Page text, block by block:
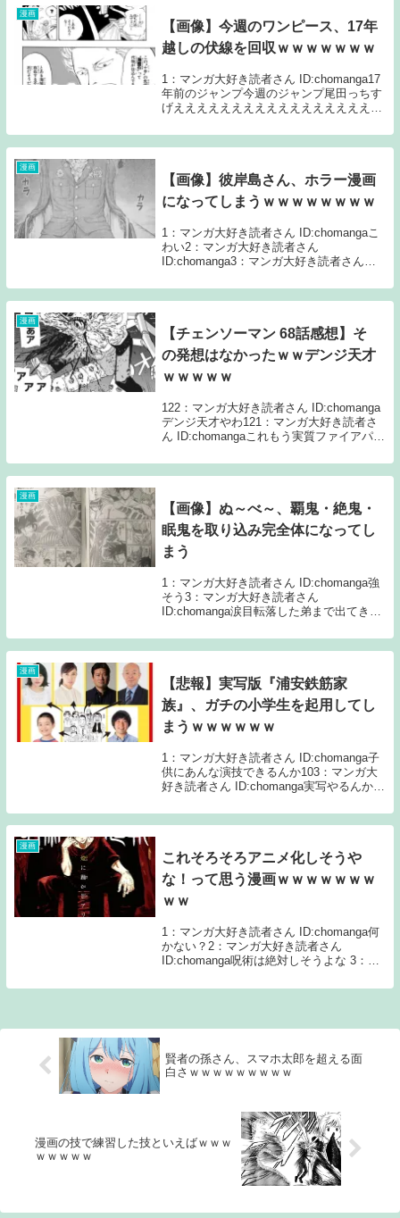
漫画
【画像】今週のワンピース、17年
越しの伏線を回収ｗｗｗｗｗｗｗ
1：マンガ大好き読者さん ID:chomanga17
年前のジャンプ今週のジャンプ尾田っちす
げええええええええええええええええええ
5：マンガ大好き読者さん ID:chomangaう
おおおおおおおおおおおｗｗ...
漫画
【画像】彼岸島さん、ホラー漫画
になってしまうｗｗｗｗｗｗｗｗ
1：マンガ大好き読者さん ID:chomangaこ
わい2：マンガ大好き読者さん
ID:chomanga3：マンガ大好き読者さん
者さん ID:chomangaコメディ要素が見え隠
れしとらんか？...
漫画
【チェンソーマン 68話感想】そ
の発想はなかったｗｗデンジ天才
ｗｗｗｗｗ
122：マンガ大好き読者さん ID:chomanga
デンジ天才やわ121：マンガ大好き読者さ
ん ID:chomangaこれもう実質ファイアパン
ん ID:chomangaガソリン被るぜ←ふむ火起
こすぜ←...
漫画
【画像】ぬ～べ～、覇鬼・絶鬼・
眠鬼を取り込み完全体になってし
まう
1：マンガ大好き読者さん ID:chomanga強
そう3：マンガ大好き読者さん
ID:chomanga涙目転落した弟まで出てきて
ID:chomanga絶鬼は仲間にしたらあかんや
つや69：マンガ大好き読者さん...
漫画
【悲報】実写版『浦安鉄筋家
族』、ガチの小学生を起用してし
まうｗｗｗｗｗｗ
1：マンガ大好き読者さん ID:chomanga子
供にあんな演技できるんか103：マンガ大
好き読者さん ID:chomanga実写やるんか
近のキッズは浦鉄知らんやろな…ｗ2：マ
ンガ大好き読者...
漫画
これそろそろアニメ化しそうや
な！って思う漫画ｗｗｗｗｗｗｗ
ｗｗ
1：マンガ大好き読者さん ID:chomanga何
かない？2：マンガ大好き読者さん
ID:chomanga呪術は絶対しそうよな 3：マ
4：マンガ大好き読者さん ID:chomangaあ
賢者の孫さん、スマホ太郎を超える面
白さｗｗｗｗｗｗｗｗｗ
漫画の技で練習した技といえばｗｗｗ
ｗｗｗｗｗ